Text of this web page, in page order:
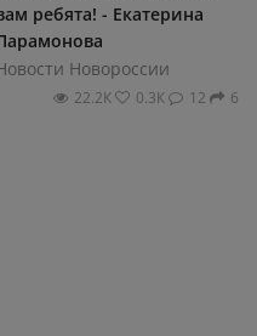
ребята! - Екатерина
Новороссии
22.2К 0.3К 12 6